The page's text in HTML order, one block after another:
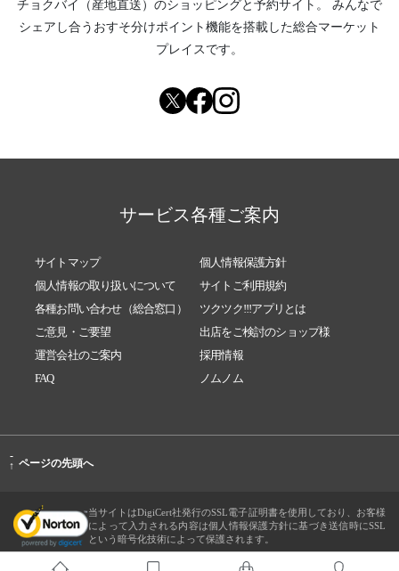
チョクバイ（産地直送） のショッピングと予約サイト。
みんなで
シェアし合う おすそ分けポイント機能を搭載した総合マーケット
プレイスです。
サービス各種ご案内
サイトマップ
個人情報保護方針
個人情報の取り扱いについて
サイトご利用規約
各種お問い合わせ（総合窓口）
ツクツク!!!アプリとは
ご意見・ご要望
出店をご検討のショップ様
運営会社のご案内
採用情報
FAQ
ノムノム
-
↑ ページの先頭へ
当サイトはDigiCert社発行のSSL電子証明書を使用しており、お客様
によって入力される内容は個人情報保護方針に基づき送信時にSSL
という暗号化技術によって保護されます。